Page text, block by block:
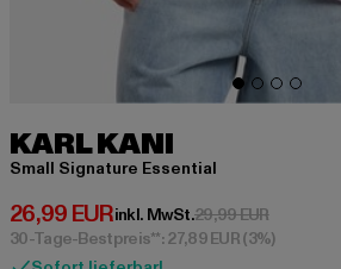
KARL KANI
Small Signature Essential
26,99 EUR
Derzeitiger Preis: 26,99 EUR
inkl. MwSt.29,99 EUR
30-Tage-Bestpreis**: 27,89 EUR(3%)